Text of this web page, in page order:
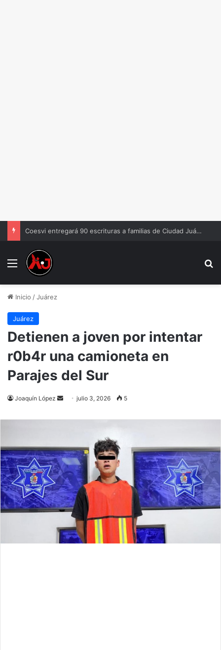
Coesvi entregará 90 escrituras a familias de Ciudad Juárez
Menu
Inicio /Juárez
Juárez
Detienen a joven por intentar
r0b4r una camioneta en
Parajes del Sur
Joaquín López
Send
email
julio 3, 2026 5